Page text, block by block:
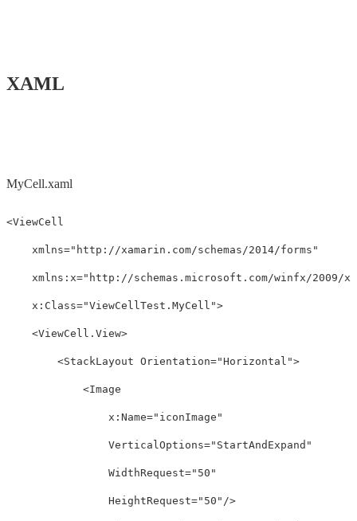
XAML
MyCell.xaml
<ViewCell
xmlns="http://xamarin.com/schemas/2014/forms"
xmlns:x="http://schemas.microsoft.com/winfx/2009/
x:Class="ViewCellTest.MyCell">
<ViewCell.View>
<StackLayout Orientation="Horizontal">
<Image
x:Name="iconImage"
VerticalOptions="StartAndExpand"
WidthRequest="50"
HeightRequest="50" />